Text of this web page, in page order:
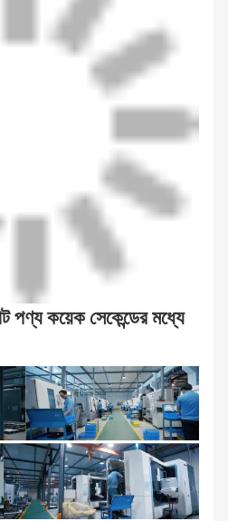
পণ্য কয়েক সেকেন্ডের মধ্যে